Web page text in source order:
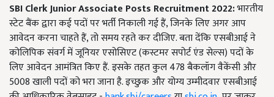
SBI Clerk Junior Associate Posts Recruitment2022:भारतीय
स्टेट बैंक द्वारा कई पदों पर भर्ती निकाली गई हैं, जिनके लिए अगर आप
आवेदन करना चाहते हैं, तो समय रहते कर दीजिए. बता देंकि एसबीआई ने
कोलिपिक संवर्ग में जूनियर एसोसिएट (कस्टमर सपोर्ट एंड सेल्स) पदों के
लिए आवेदन आमंत्रित किए हैं. इसके तहत कुल 478 बैकलॉग वैकेंसी और
5008 खाली पदों को भरा जाना है. इच्छुक और योग्य उम्मीदवार एसबीआई